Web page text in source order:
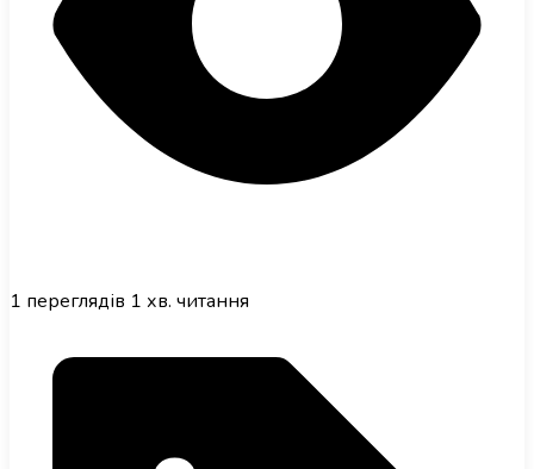
1 переглядів 1 хв. читання